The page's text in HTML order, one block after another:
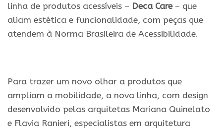
linha de produtos acessíveis – Deca Care– que
aliam estética e funcionalidade, com peças que
atendem à Norma Brasileira de Acessibilidade.
Para trazer um novo olhar a produtos que
ampliam a mobilidade, a nova linha, com design
desenvolvido pelas arquitetas Mariana Quinelato
e Flavia Ranieri, especialistas em arquitetura